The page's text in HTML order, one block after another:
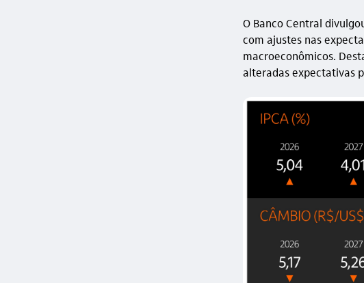
O Banco Central
com ajustes nas
macroeconômicos.
alteradas expectativas